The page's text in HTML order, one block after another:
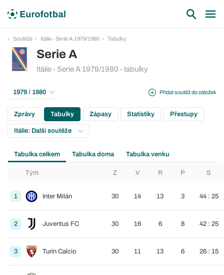
Soutěže Itálie - Serie A 1979/1980 Tabulky
Serie A
Itálie - Serie A 1979/1980 - tabulky
Přidat soutěž do záložek
1979 / 1980
Zprávy Tabulky Zápasy Statistiky Přestupy
Itálie: Další soutěže
Tabulka celkem Tabulka doma Tabulka venku
Tým Z V R P S
1 Inter Milán 30 14 13 3 44 : 25
2 Juventus FC 30 16 6 8 42 : 25
3 Turín Calcio 30 11 13 6 26 : 15